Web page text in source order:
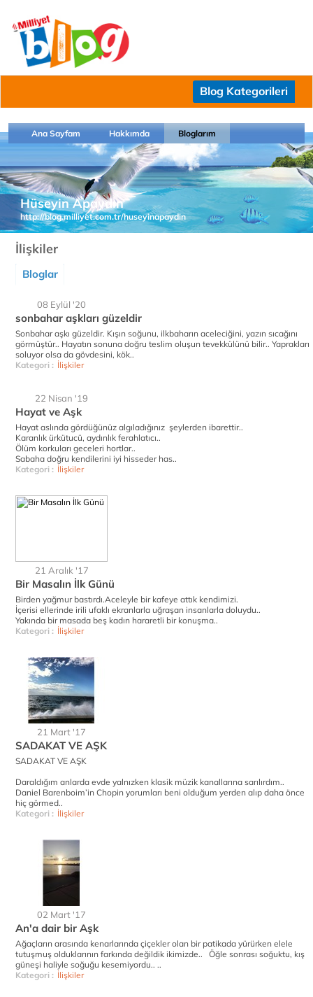
Blog Kategorileri
Ana Sayfam Hakkımda Bloglarım
Hüseyin Apaydın
http://blog.milliyet.com.tr/huseyinapaydin
İlişkiler
Bloglar
08 Eylül '20
sonbahar aşkları güzeldir
Sonbahar aşkı güzeldir. Kışın soğunu, ilkbaharın aceleciğini, yazın sıcağını
görmüştür.. Hayatın sonuna doğru teslim oluşun tevekkülünü bilir.. Yaprakları
soluyor olsa da gövdesini, kök..
Kategori : İlişkiler
22 Nisan '19
Hayat ve Aşk
Hayat aslında gördüğünüz algıladığınız şeylerden ibarettir..
Karanlık ürkütucü, aydınlık ferahlatıcı..
Ölüm korkuları geceleri hortlar..
Sabaha doğru kendilerini iyi hisseder has..
Kategori : İlişkiler
21 Aralık '17
Bir Masalın İlk Günü
Birden yağmur bastırdı.Aceleyle bir kafeye attık kendimizi.
İçerisi ellerinde irili ufaklı ekranlarla uğraşan insanlarla doluydu..
Yakında bir masada beş kadın hararetli bir konuşma..
Kategori : İlişkiler
21 Mart '17
SADAKAT VE AŞK
SADAKAT VE AŞK
Daraldığım anlarda evde yalnızken klasik müzik kanallarına sarılırdım..
Daniel Barenboim’in Chopin yorumları beni olduğum yerden alıp daha önce
hiç görmed..
Kategori : İlişkiler
02 Mart '17
An'a dair bir Aşk
Ağaçların arasında kenarlarında çiçekler olan bir patikada yürürken elele
tutuşmuş olduklarının farkında değildik ikimizde.. Öğle sonrası soğuktu, kış
güneşi haliyle soğuğu kesemiyordu.. ..
Kategori : İlişkiler